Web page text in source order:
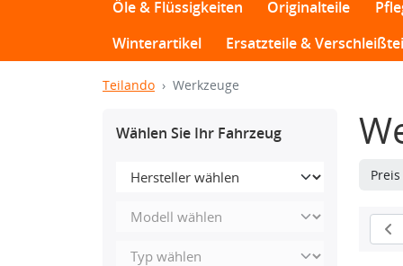
Öle & Flüssigkeiten
Originalteile
Winterartikel
Ersatzteile &
Teilando Werkzeuge
Wählen Sie Ihr Fahrzeug
Preis